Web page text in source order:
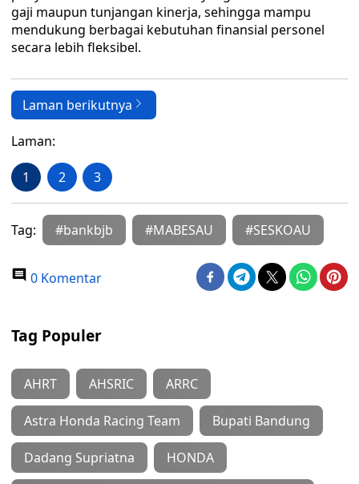
gaji maupun tunjangan kinerja, sehingga mampu
mendukung berbagai kebutuhan finansial personel
secara lebih fleksibel.
Laman berikutnya
Laman:
1 2 3
Tag: #bankbjb #MABESAU #SESKOAU
0 Komentar
Tag Populer
AHRT AHSRIC ARRC
Astra Honda Racing Team Bupati Bandung
Dadang Supriatna HONDA